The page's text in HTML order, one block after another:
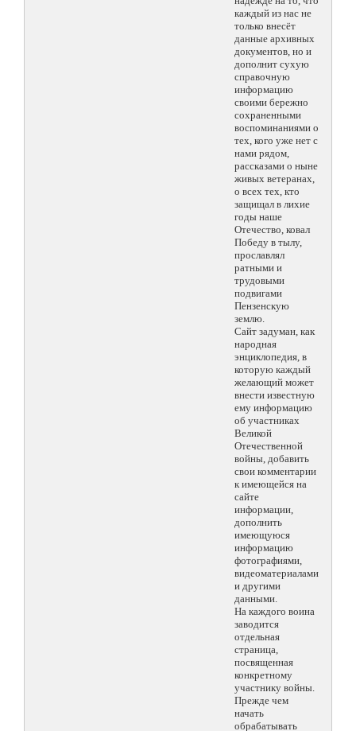
каждый из нас не
только внесёт
данные архивных
документов, но и
дополнит сухую
справочную
информацию
своими бережно
сохраненными
воспоминаниями о
тех, кого уже нет с
нами рядом,
рассказами о ныне
живых ветеранах,
о всех тех, кто
защищал в лихие
годы наше
Отечество, ковал
Победу в тылу,
прославлял
ратными и
трудовыми
подвигами
Пензенскую
землю.
Сайт задуман, как
народная
энциклопедия, в
которую каждый
желающий может
внести известную
ему информацию
об участниках
Великой
Отечественной
войны, добавить
свои комментарии
к имеющейся на
сайте
информации,
дополнить
имеющуюся
информацию
фотографиями,
видеоматериалами
и другими
данными.
На каждого воина
заводится
отдельная
страница,
посвященная
конкретному
участнику войны.
Прежде чем
начать
обрабатывать